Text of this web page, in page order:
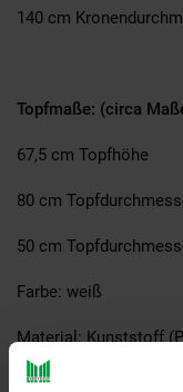
140 cm
Topfmaße: (circa
67,5 cm Topfhöhe
80 cm
50 cm
Farbe: weiß
Material: Kunststoff